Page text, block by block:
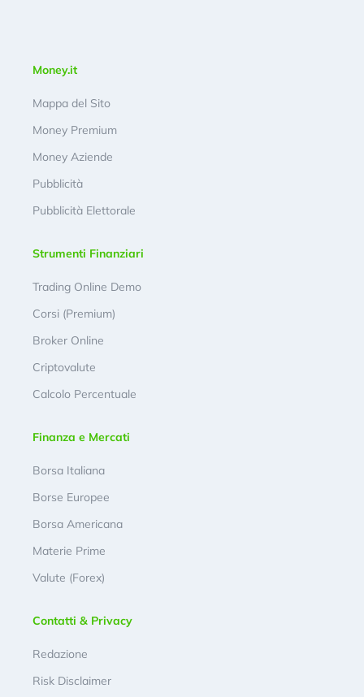
Money.it
Mappa del Sito
Money Premium
Money Aziende
Pubblicità
Pubblicità Elettorale
Strumenti Finanziari
Trading Online Demo
Corsi (Premium)
Broker Online
Criptovalute
Calcolo Percentuale
Finanza e Mercati
Borsa Italiana
Borse Europee
Borsa Americana
Materie Prime
Valute (Forex)
Contatti & Privacy
Redazione
Risk Disclaimer